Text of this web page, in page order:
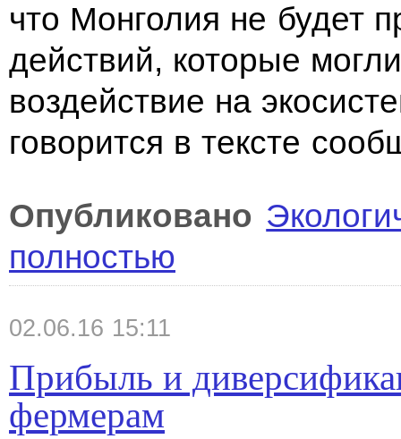
что Монголия не будет
действий, которые
воздействие на
говорится в тексте
Опубликовано
полностью
02.06.16 15:11
Прибыль и
фермерам​